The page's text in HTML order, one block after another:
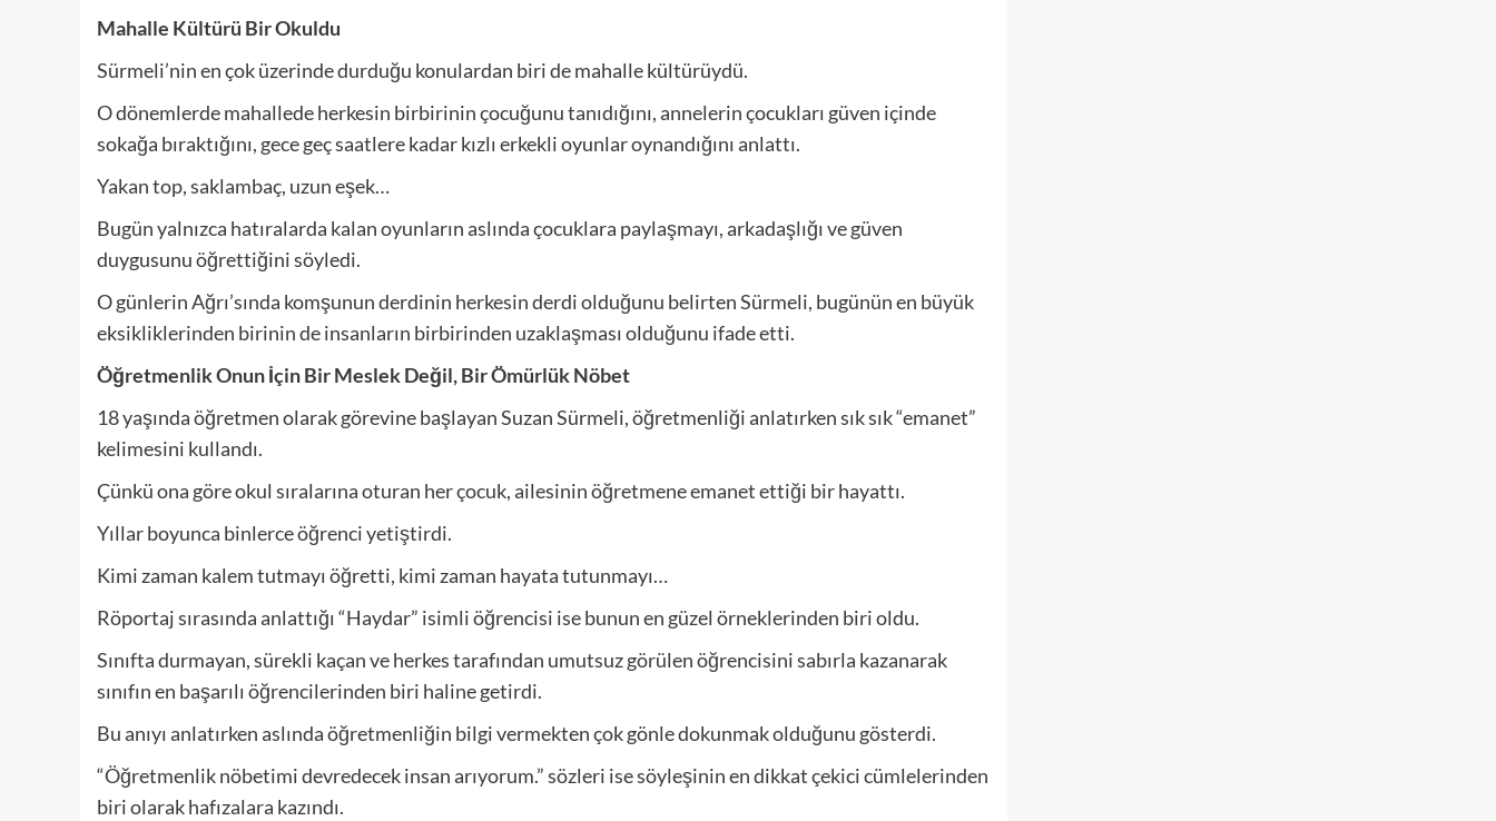
Mahalle Kültürü Bir Okuldu
Sürmeli’nin en çok üzerinde durduğu konulardan biri de mahalle kültürüydü.
O dönemlerde mahallede herkesin birbirinin çocuğunu tanıdığını, annelerin çocukları güven içinde
sokağa bıraktığını, gece geç saatlere kadar kızlı erkekli oyunlar oynandığını anlattı.
Yakan top, saklambaç, uzun eşek…
Bugün yalnızca hatıralarda kalan oyunların aslında çocuklara paylaşmayı, arkadaşlığı ve güven
duygusunu öğrettiğini söyledi.
O günlerin Ağrı’sında komşunun derdinin herkesin derdi olduğunu belirten Sürmeli, bugünün en büyük
eksikliklerinden birinin de insanların birbirinden uzaklaşması olduğunu ifade etti.
Öğretmenlik Onun İçin Bir Meslek Değil, Bir Ömürlük Nöbet
18 yaşında öğretmen olarak görevine başlayan Suzan Sürmeli, öğretmenliği anlatırken sık sık “emanet”
kelimesini kullandı.
Çünkü ona göre okul sıralarına oturan her çocuk, ailesinin öğretmene emanet ettiği bir hayattı.
Yıllar boyunca binlerce öğrenci yetiştirdi.
Kimi zaman kalem tutmayı öğretti, kimi zaman hayata tutunmayı…
Röportaj sırasında anlattığı “Haydar” isimli öğrencisi ise bunun en güzel örneklerinden biri oldu.
Sınıfta durmayan, sürekli kaçan ve herkes tarafından umutsuz görülen öğrencisini sabırla kazanarak
sınıfın en başarılı öğrencilerinden biri haline getirdi.
Bu anıyı anlatırken aslında öğretmenliğin bilgi vermekten çok gönle dokunmak olduğunu gösterdi.
“Öğretmenlik nöbetimi devredecek insan arıyorum.” sözleri ise söyleşinin en dikkat çekici cümlelerinden
biri olarak hafızalara kazındı.